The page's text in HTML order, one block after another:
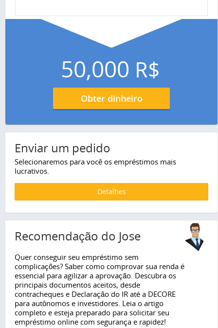
50,000 R$
Obter dinheiro
Enviar um pedido
Selecionaremos para você os empréstimos mais
lucrativos.
Detalhes
Recomendação do Jose
Quer conseguir seu empréstimo sem
complicações? Saber como comprovar sua renda é
essencial para agilizar a aprovação. Descubra os
principais documentos aceitos, desde
contracheques e Declaração do IR até a DECORE
para autônomos e investidores. Leia o artigo
completo e esteja preparado para solicitar seu
empréstimo online com segurança e rapidez!